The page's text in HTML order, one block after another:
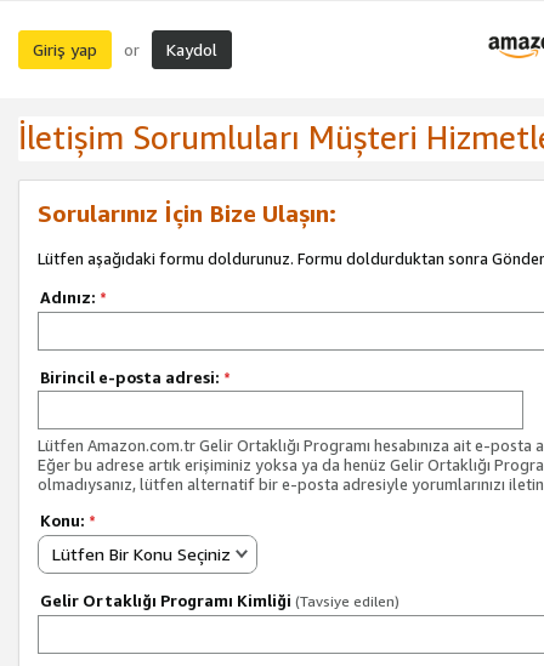
Giriş yap or Kaydol
İletişim Sorumluları Müşteri
Sorularınız İçin Bize Ulaşın:
Lütfen aşağıdaki formu doldurunuz. Formu doldurduktan sonra Gönder
Adınız: *
Birincil e-posta adresi: *
Lütfen Amazon.com.tr Gelir Ortaklığı Programı hesabınıza ait e-posta
Eğer bu adrese artık erişiminiz yoksa ya da henüz Gelir Ortaklığı
olmadıysanız, lütfen alternatif bir e-posta adresiyle yorumlarınızı
Konu: *
Lütfen Bir Konu Seçiniz
Gelir Ortaklığı Programı Kimliği (Tavsiye edilen)